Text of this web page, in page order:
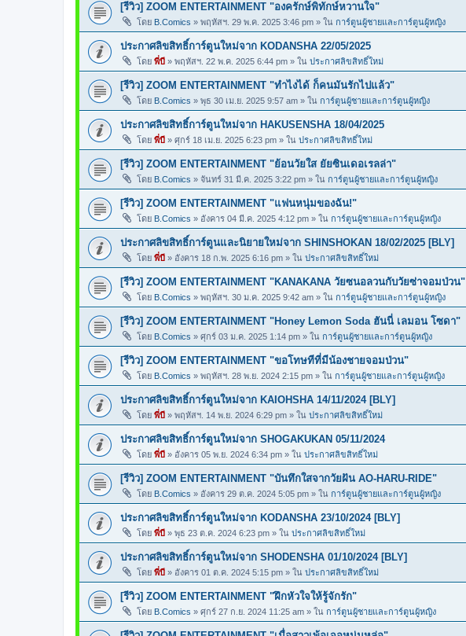
[รีวิว] ZOOM ENTERTAINMENT "องครักษ์พิทักษ์หวานใจ"
โดย B.Comics » พฤหัสฯ. 29 พ.ค. 2025 3:46 pm » ใน การ์ตูนผู้ชายและการ์ตูนผู้หญิง
ประกาศลิขสิทธิ์การ์ตูนใหม่จาก KODANSHA 22/05/2025
โดย พี่บี » พฤหัสฯ. 22 พ.ค. 2025 6:44 pm » ใน ประกาศลิขสิทธิ์ใหม่
[รีวิว] ZOOM ENTERTAINMENT "ทำไงได้ ก็คนมันรักไปแล้ว"
โดย B.Comics » พุธ 30 เม.ย. 2025 9:57 am » ใน การ์ตูนผู้ชายและการ์ตูนผู้หญิง
ประกาศลิขสิทธิ์การ์ตูนใหม่จาก HAKUSENSHA 18/04/2025
โดย พี่บี » ศุกร์ 18 เม.ย. 2025 6:23 pm » ใน ประกาศลิขสิทธิ์ใหม่
[รีวิว] ZOOM ENTERTAINMENT "ย้อนวัยใส ยัยซินเดอเรลล่า"
โดย B.Comics » จันทร์ 31 มี.ค. 2025 3:22 pm » ใน การ์ตูนผู้ชายและการ์ตูนผู้หญิง
[รีวิว] ZOOM ENTERTAINMENT "แฟนหนุ่มของฉัน!"
โดย B.Comics » อังคาร 04 มี.ค. 2025 4:12 pm » ใน การ์ตูนผู้ชายและการ์ตูนผู้หญิง
ประกาศลิขสิทธิ์การ์ตูนและนิยายใหม่จาก SHINSHOKAN 18/02/2025 [BLY]
โดย พี่บี » อังคาร 18 ก.พ. 2025 6:16 pm » ใน ประกาศลิขสิทธิ์ใหม่
[รีวิว] ZOOM ENTERTAINMENT "KANAKANA วัยซนอลวนกับวัยซ่าจอมป่วน"
โดย B.Comics » พฤหัสฯ. 30 ม.ค. 2025 9:42 am » ใน การ์ตูนผู้ชายและการ์ตูนผู้หญิง
[รีวิว] ZOOM ENTERTAINMENT "Honey Lemon Soda ฮันนี่ เลมอน โซดา"
โดย B.Comics » ศุกร์ 03 ม.ค. 2025 1:14 pm » ใน การ์ตูนผู้ชายและการ์ตูนผู้หญิง
[รีวิว] ZOOM ENTERTAINMENT "ขอโทษทีที่มีน้องชายจอมป่วน"
โดย B.Comics » พฤหัสฯ. 28 พ.ย. 2024 2:15 pm » ใน การ์ตูนผู้ชายและการ์ตูนผู้หญิง
ประกาศลิขสิทธิ์การ์ตูนใหม่จาก KAIOHSHA 14/11/2024 [BLY]
โดย พี่บี » พฤหัสฯ. 14 พ.ย. 2024 6:29 pm » ใน ประกาศลิขสิทธิ์ใหม่
ประกาศลิขสิทธิ์การ์ตูนใหม่จาก SHOGAKUKAN 05/11/2024
โดย พี่บี » อังคาร 05 พ.ย. 2024 6:34 pm » ใน ประกาศลิขสิทธิ์ใหม่
[รีวิว] ZOOM ENTERTAINMENT "บันทึกใสจากวัยฝัน AO-HARU-RIDE"
โดย B.Comics » อังคาร 29 ต.ค. 2024 5:05 pm » ใน การ์ตูนผู้ชายและการ์ตูนผู้หญิง
ประกาศลิขสิทธิ์การ์ตูนใหม่จาก KODANSHA 23/10/2024 [BLY]
โดย พี่บี » พุธ 23 ต.ค. 2024 6:23 pm » ใน ประกาศลิขสิทธิ์ใหม่
ประกาศลิขสิทธิ์การ์ตูนใหม่จาก SHODENSHA 01/10/2024 [BLY]
โดย พี่บี » อังคาร 01 ต.ค. 2024 5:15 pm » ใน ประกาศลิขสิทธิ์ใหม่
[รีวิว] ZOOM ENTERTAINMENT "ฝึกหัวใจให้รู้จักรัก"
โดย B.Comics » ศุกร์ 27 ก.ย. 2024 11:25 am » ใน การ์ตูนผู้ชายและการ์ตูนผู้หญิง